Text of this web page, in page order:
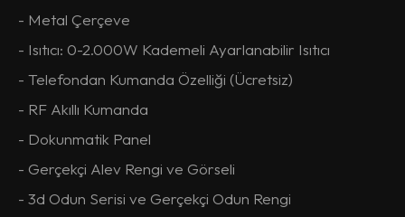
- Metal Çerçeve
- Isıtıcı: 0-2.000W Kademeli Ayarlanabilir Isıtıcı
- Telefondan Kumanda Özelliği (Ücretsiz)
- RF Akıllı Kumanda
- Dokunmatik Panel
- Gerçekçi Alev Rengi ve Görseli
- 3d Odun Serisi ve Gerçekçi Odun Rengi